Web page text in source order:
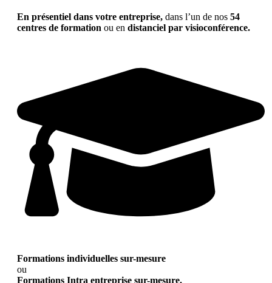
En présentiel dans votre entreprise, dans l’un de nos 54
centres de formation ou en distanciel par visioconférence.
Formations individuelles sur-mesure
ou
Formations Intra entreprise sur-mesure.